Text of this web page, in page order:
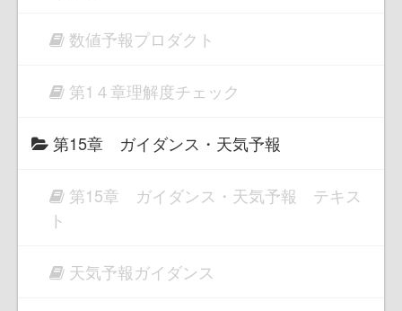
数値予報プロダクト
第1４章理解度チェック
第15章 ガイダンス・天気予報
第15章 ガイダンス・天気予報 テキス
ト
天気予報ガイダンス